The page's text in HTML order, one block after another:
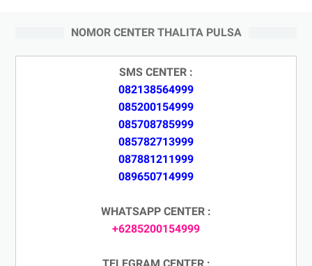
NOMOR CENTER THALITA PULSA
SMS CENTER :
082138564999
085200154999
085708785999
085782713999
087881211999
089650714999
WHATSAPP CENTER :
+6285200154999
TELEGRAM CENTER :